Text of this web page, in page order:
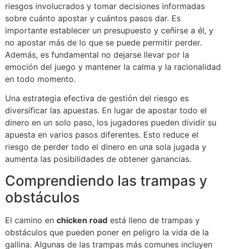
riesgos involucrados y tomar decisiones informadas
sobre cuánto apostar y cuántos pasos dar. Es
importante establecer un presupuesto y ceñirse a él, y
no apostar más de lo que se puede permitir perder.
Además, es fundamental no dejarse llevar por la
emoción del juego y mantener la calma y la racionalidad
en todo momento.
Una estrategia efectiva de gestión del riesgo es
diversificar las apuestas. En lugar de apostar todo el
dinero en un solo paso, los jugadores pueden dividir su
apuesta en varios pasos diferentes. Esto reduce el
riesgo de perder todo el dinero en una sola jugada y
aumenta las posibilidades de obtener ganancias.
Comprendiendo las trampas y
obstáculos
El camino en chicken road está lleno de trampas y
obstáculos que pueden poner en peligro la vida de la
gallina. Algunas de las trampas más comunes incluyen